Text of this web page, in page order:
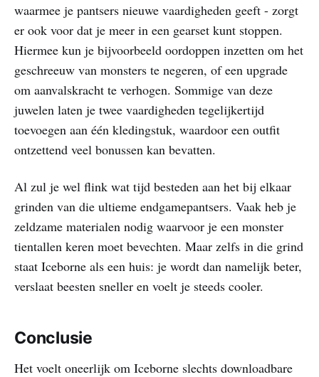
waarmee je pantsers nieuwe vaardigheden geeft - zorgt
er ook voor dat je meer in een gearset kunt stoppen.
Hiermee kun je bijvoorbeeld oordoppen inzetten om het
geschreeuw van monsters te negeren, of een upgrade
om aanvalskracht te verhogen. Sommige van deze
juwelen laten je twee vaardigheden tegelijkertijd
toevoegen aan één kledingstuk, waardoor een outfit
ontzettend veel bonussen kan bevatten.
Al zul je wel flink wat tijd besteden aan het bij elkaar
grinden van die ultieme endgamepantsers. Vaak heb je
zeldzame materialen nodig waarvoor je een monster
tientallen keren moet bevechten. Maar zelfs in die grind
staat Iceborne als een huis: je wordt dan namelijk beter,
verslaat beesten sneller en voelt je steeds cooler.
Conclusie
Het voelt oneerlijk om Iceborne slechts downloadbare